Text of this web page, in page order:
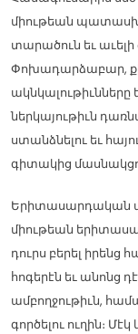
միութեան
տարածուն եւ
Փոխադարձաբար,
ներկայութիւն
ստանձնելու եւ
գիտակից
Երիտասարդական
միութեան
դուրս բերել
հոգերէն եւ անոնց
ամբողջութիւն,
գործելու ուղին։